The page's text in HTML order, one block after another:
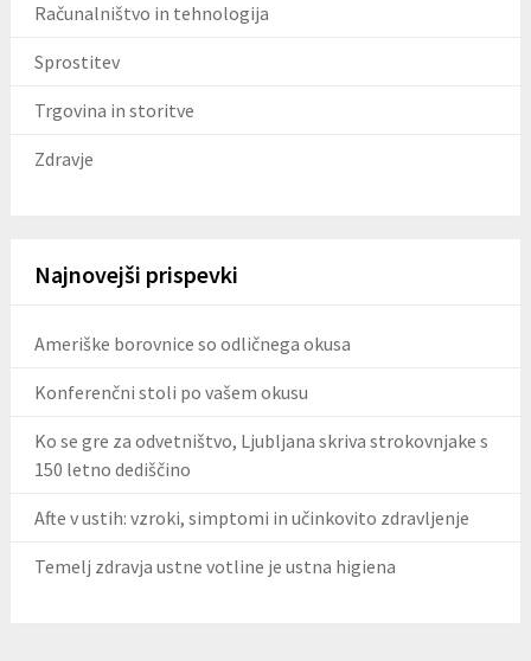
Računalništvo in tehnologija
Sprostitev
Trgovina in storitve
Zdravje
Najnovejši prispevki
Ameriške borovnice so odličnega okusa
Konferenčni stoli po vašem okusu
Ko se gre za odvetništvo, Ljubljana skriva strokovnjake s
150 letno dediščino
Afte v ustih: vzroki, simptomi in učinkovito zdravljenje
Temelj zdravja ustne votline je ustna higiena